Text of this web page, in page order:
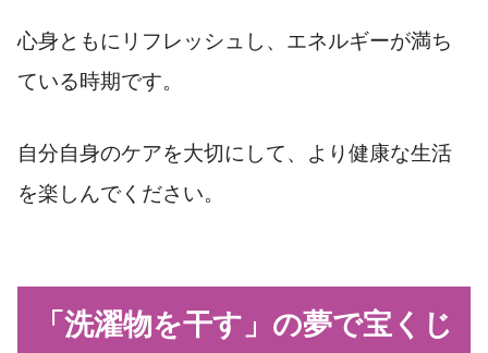
心身ともにリフレッシュし、エネルギーが満ち
ている時期です。
自分自身のケアを大切にして、より健康な生活
を楽しんでください。
「洗濯物を干す」の夢で宝くじ